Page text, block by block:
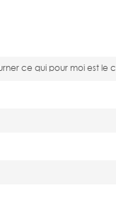
ce qui pour moi est le